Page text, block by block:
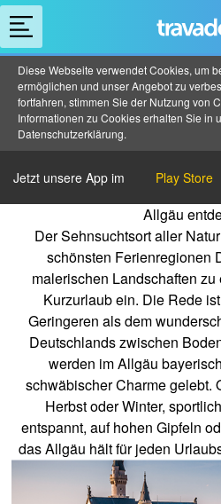
Diese Webseite verwendet Cookies, um
ermöglichen und unser Angebot zu
fortfahren, stimmen Sie der Nutzung von
Informationen zu Cookies erhalten Sie in
Datenschutzerklärung.
Jetzt unsere App im Play Store
Allgäu
Der Sehnsuchtsort aller
schönsten Ferienregionen
malerischen Landschaften
Kurzurlaub ein. Die Rede
Geringeren als dem
Deutschlands zwischen
werden im Allgäu
schwäbischer Charme gelebt.
Herbst oder Winter,
entspannt, auf hohen Gipfeln
das Allgäu hält für jeden